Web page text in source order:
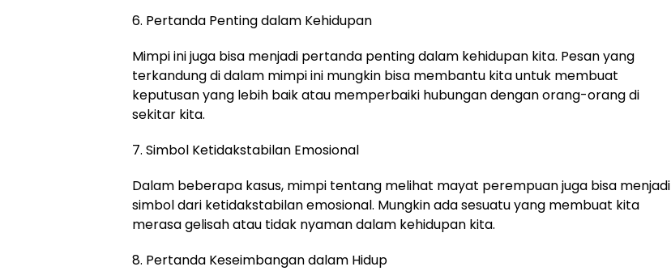
6. Pertanda Penting dalam Kehidupan
Mimpi ini juga bisa menjadi pertanda penting dalam kehidupan kita. Pesan yang
terkandung di dalam mimpi ini mungkin bisa membantu kita untuk membuat
keputusan yang lebih baik atau memperbaiki hubungan dengan orang-orang di
sekitar kita.
7. Simbol Ketidakstabilan Emosional
Dalam beberapa kasus, mimpi tentang melihat mayat perempuan juga bisa menjadi
simbol dari ketidakstabilan emosional. Mungkin ada sesuatu yang membuat kita
merasa gelisah atau tidak nyaman dalam kehidupan kita.
8. Pertanda Keseimbangan dalam Hidup